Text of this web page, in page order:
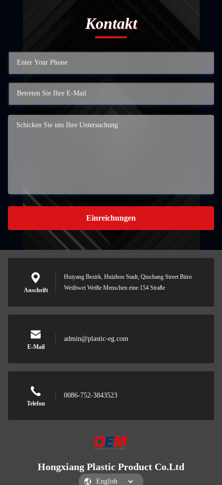
Kontakt
Einreichungen
Anschrift
Huiyang Bezirk, Huizhou Stadt, Qiuchang Street Büro
Weiibwei Weiße Menschen eine 154 Straße
E-Mail
admin@plastic-eg.com
Telefon
0086-752-3843523
Hongxiang Plastic Product Co.Ltd